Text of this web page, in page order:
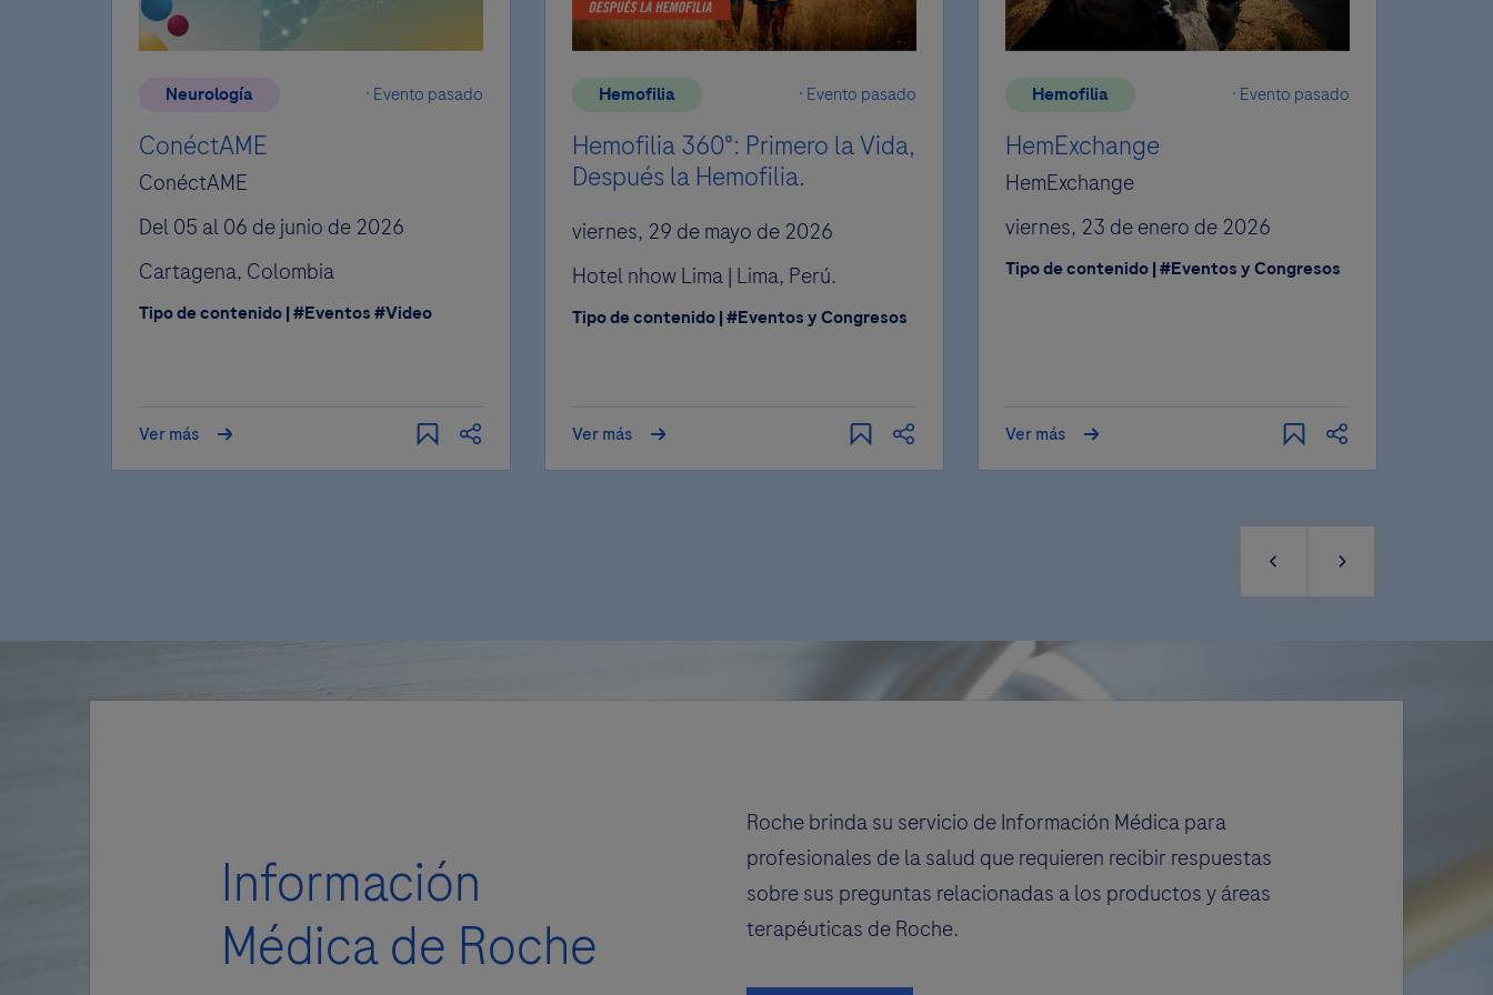
Neurología Evento pasado
ConéctAME
ConéctAME
Del 05 al 06 de junio de 2026
Cartagena, Colombia
Tipo de contenido | #Eventos #Video
Ver más
Hemofilia Evento pasado
Hemofilia 360°: Primero la Vida,
Después la Hemofilia.
viernes, 29 de mayo de 2026
Hotel nhow Lima | Lima, Perú.
Tipo de contenido | #Eventos y Congresos
Ver más
Hemofilia Evento pasado
HemExchange
HemExchange
viernes, 23 de enero de 2026
Tipo de contenido | #Eventos y Congresos
Ver más
Información
Médica de Roche
Roche brinda su servicio de Información Médica para
profesionales de la salud que requieren recibir respuestas
sobre sus preguntas relacionadas a los productos y áreas
terapéuticas de Roche.
Continuar
Ir A Favoritos